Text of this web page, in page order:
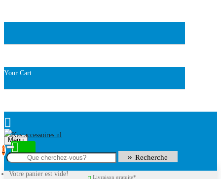
Your Cart
Menu
0
Votre panier est vide!
Recherche
Livraison gratuite*